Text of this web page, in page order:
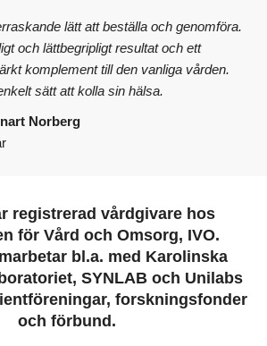
lätt att beställa och genomföra.
och lättbegripligt resultat och ett
komplement till den vanliga vården.
sätt att kolla sin hälsa.
Norberg
registrerad vårdgivare hos
för Vård och Omsorg, IVO.
bl.a. med Karolinska
SYNLAB och Unilabs
forskningsfonder
och förbund.